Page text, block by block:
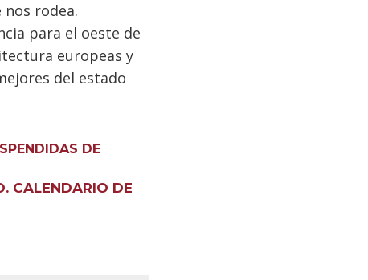
rodea.
para el oeste de
europeas y
del estado
DE
CALENDARIO DE